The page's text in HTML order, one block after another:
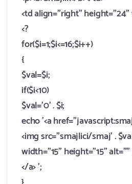
<td align="right"
<?
for($i=1;$i<=16;$i++)
{
$val=$i;
if($i<10)
$val='0' . $i;
echo '<a
<img src="smajlici/smaj' .
width="15" height="15"
</a> ';